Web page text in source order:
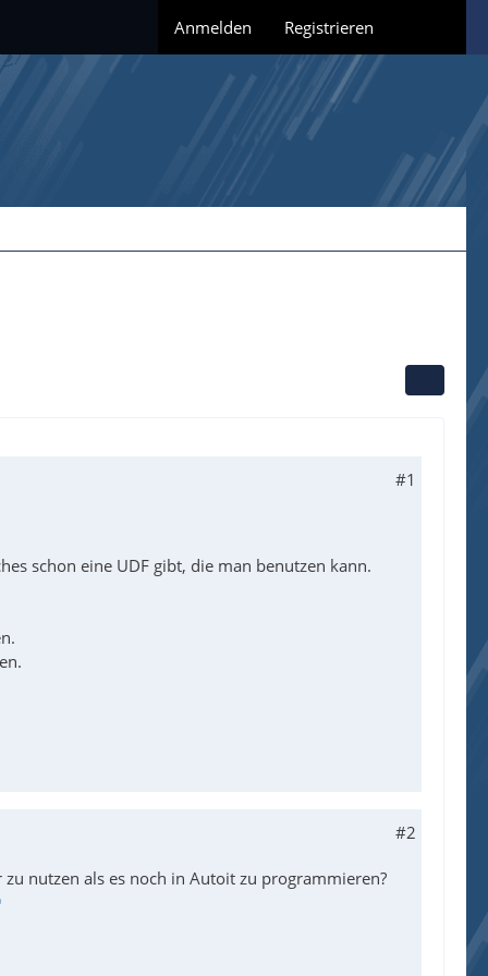
Anmelden Registrieren
#1
schon eine UDF gibt, die man benutzen kann.
#2
nutzen als es noch in Autoit zu programmieren?